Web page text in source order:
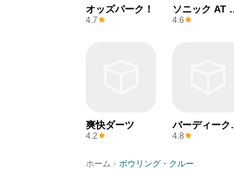
オッズパーク！
4.7
ソニック AT
京2020オリン
4.6
爽快ダーツ
4.2
バーディーク
ッシュ
4.8
ホーム › ボウリング・クルー